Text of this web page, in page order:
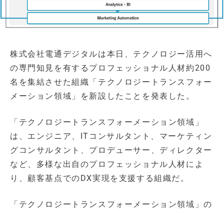
株式会社電通デジタルは本日、テクノロジー活用へ
の専門知見を有するプロフェッショナル人材約200
名を集結させた組織「テクノロジートランスフォー
メーション領域」を新設したことを発表した。
「テクノロジートランスフォーメーション領域」
は、エンジニア、ITコンサルタント、マーケティン
グコンサルタント、プロデューサー、ディレクター
など、多様な出自のプロフェッショナル人材によ
り、顧客基点でのDX実現を支援する組織だ。
「テクノロジートランスフォーメーション領域」の